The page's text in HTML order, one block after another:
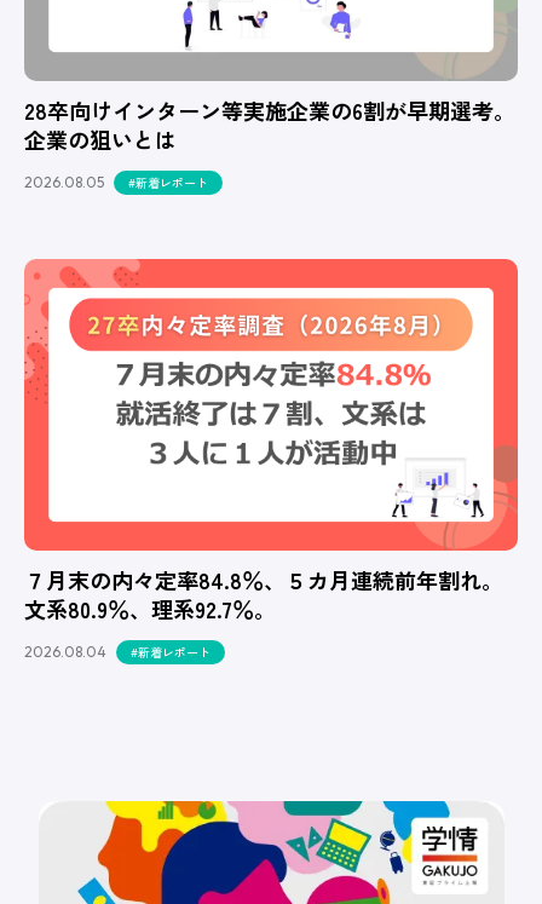
28卒向けインターン等実施企業の6割が早期選考。
企業の狙いとは
2026.08.05 #新着レポート
７月末の内々定率84.8％、５カ月連続前年割れ。
文系80.9％、理系92.7％。
2026.08.04 #新着レポート